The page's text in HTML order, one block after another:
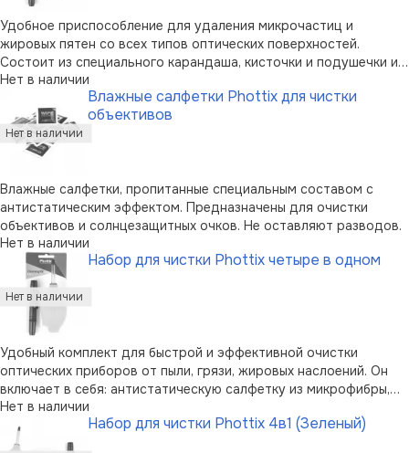
Удобное приспособление для удаления микрочастиц и
жировых пятен со всех типов оптических поверхностей.
Состоит из специального карандаша, кисточки и подушечки из
микрофибровой ткани. Не содержит в себе каких-либо
ядовитых или токсических веществ.
Нет в наличии
Влажные салфетки Phottix для чистки
объективов
Влажные салфетки, пропитанные специальным составом с
антистатическим эффектом. Предназначены для очистки
объективов и солнцезащитных очков. Не оставляют разводов.
Нет в наличии
Набор для чистки Phottix четыре в одном
Удобный комплект для быстрой и эффективной очистки
оптических приборов от пыли, грязи, жировых наслоений. Он
включает в себя: антистатическую салфетку из микрофибры,
силиконовую грушу для продувки (имеет специальную насадку,
которая предохраняет линзы от случайного прикасания),
специальный каранд …
Нет в наличии
Набор для чистки Phottix 4в1 (Зеленый)